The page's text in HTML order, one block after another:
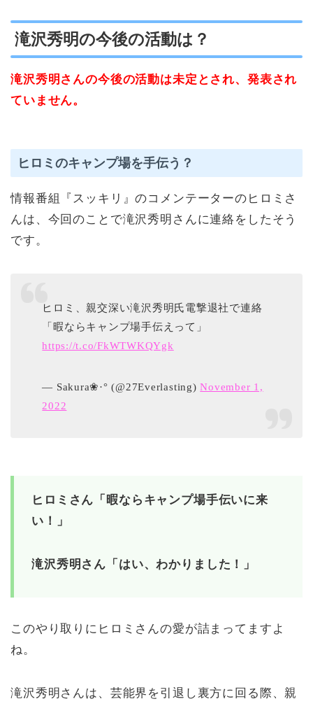
滝沢秀明の今後の活動は？
滝沢秀明さんの今後の活動は未定とされ、発表され
ていません。
ヒロミのキャンプ場を手伝う？
情報番組『スッキリ』のコメンテーターのヒロミさ
んは、今回のことで滝沢秀明さんに連絡をしたそう
です。
ヒロミ、親交深い滝沢秀明氏電撃退社で連絡
「暇ならキャンプ場手伝えって」
https://t.co/FkWTWKQYgk
— Sakura❀·° (@27Everlasting)November 1,
2022
ヒロミさん「暇ならキャンプ場手伝いに来
い！」
滝沢秀明さん「はい、わかりました！」
このやり取りにヒロミさんの愛が詰まってますよ
ね。
滝沢秀明さんは、芸能界を引退し裏方に回る際、親